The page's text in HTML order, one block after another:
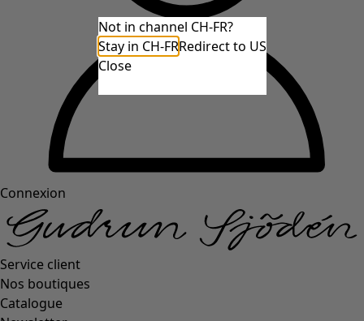
Connexion
Service client
Nos boutiques
Catalogue
Not in channel CH-FR?
Stay in CH-FRRedirect to US
Close